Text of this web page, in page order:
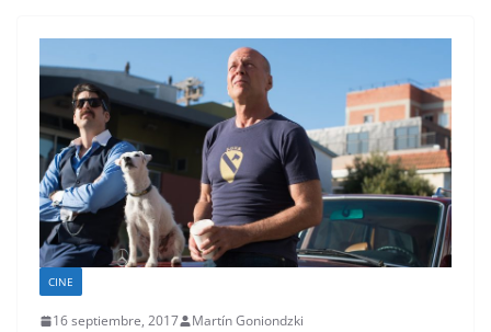
CINE
16 septiembre, 2017 Martín Goniondzki